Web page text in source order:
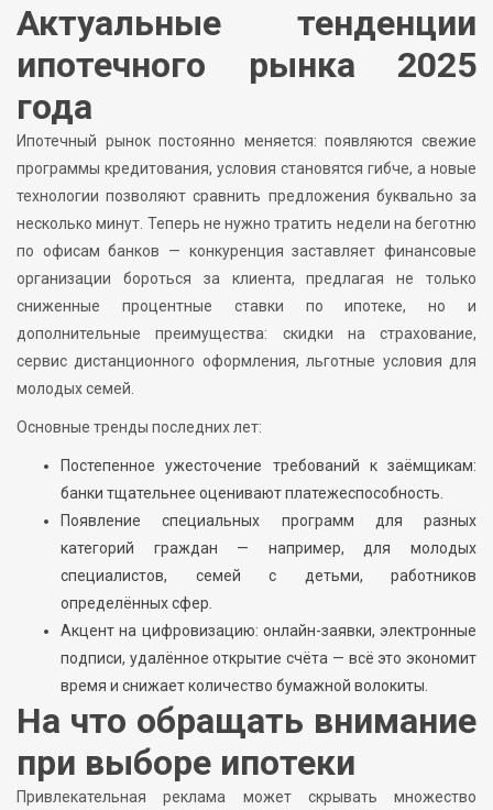
Актуальные тенденции
ипотечного рынка 2025
года
Ипотечный рынок постоянно меняется: появляются свежие
программы кредитования, условия становятся гибче, а новые
технологии позволяют сравнить предложения буквально за
несколько минут. Теперь не нужно тратить недели на беготню
по офисам банков — конкуренция заставляет финансовые
организации бороться за клиента, предлагая не только
сниженные процентные ставки по ипотеке, но и
дополнительные преимущества: скидки на страхование,
сервис дистанционного оформления, льготные условия для
молодых семей.
Основные тренды последних лет:
Постепенное ужесточение требований к заёмщикам:
банки тщательнее оценивают платежеспособность.
Появление специальных программ для разных
категорий граждан — например, для молодых
специалистов, семей с детьми, работников
определённых сфер.
Акцент на цифровизацию: онлайн-заявки, электронные
подписи, удалённое открытие счёта — всё это экономит
время и снижает количество бумажной волокиты.
На что обращать внимание
при выборе ипотеки
Привлекательная реклама может скрывать множество